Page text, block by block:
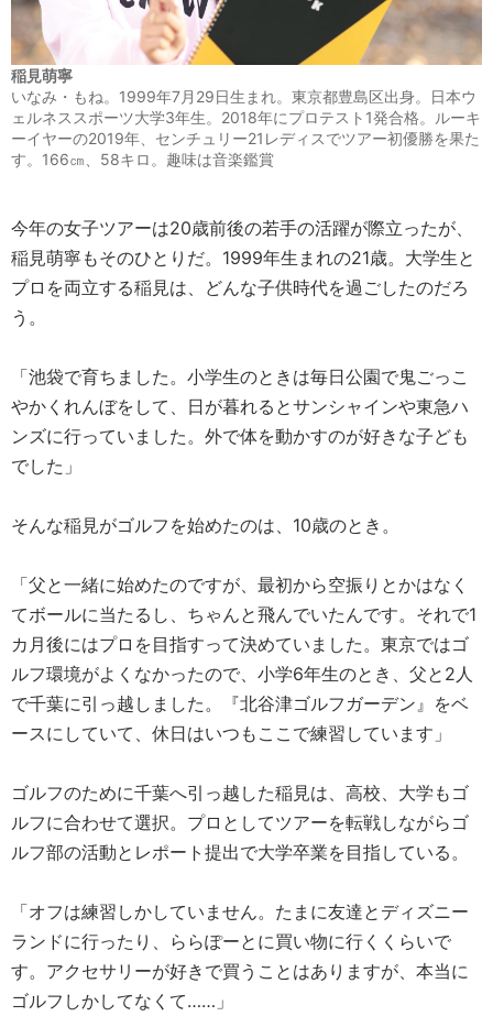
稲見萌寧
いなみ・もね。1999年7月29日生まれ。東京都豊島区出身。日本ウ
ェルネススポーツ大学3年生。2018年にプロテスト1発合格。ルーキ
ーイヤーの2019年、センチュリー21レディスでツアー初優勝を果た
す。166㎝、58キロ。趣味は音楽鑑賞
今年の女子ツアーは20歳前後の若手の活躍が際立ったが、
稲見萌寧もそのひとりだ。1999年生まれの21歳。大学生と
プロを両立する稲見は、どんな子供時代を過ごしたのだろ
う。
「池袋で育ちました。小学生のときは毎日公園で鬼ごっこ
やかくれんぼをして、日が暮れるとサンシャインや東急ハ
ンズに行っていました。外で体を動かすのが好きな子ども
でした」
そんな稲見がゴルフを始めたのは、10歳のとき。
「父と一緒に始めたのですが、最初から空振りとかはなく
てボールに当たるし、ちゃんと飛んでいたんです。それで1
カ月後にはプロを目指すって決めていました。東京ではゴ
ルフ環境がよくなかったので、小学6年生のとき、父と2人
で千葉に引っ越しました。『北谷津ゴルフガーデン』をベ
ースにしていて、休日はいつもここで練習しています」
ゴルフのために千葉へ引っ越した稲見は、高校、大学もゴ
ルフに合わせて選択。プロとしてツアーを転戦しながらゴ
ルフ部の活動とレポート提出で大学卒業を目指している。
「オフは練習しかしていません。たまに友達とディズニー
ランドに行ったり、ららぽーとに買い物に行くくらいで
す。アクセサリーが好きで買うことはありますが、本当に
ゴルフしかしてなくて……」